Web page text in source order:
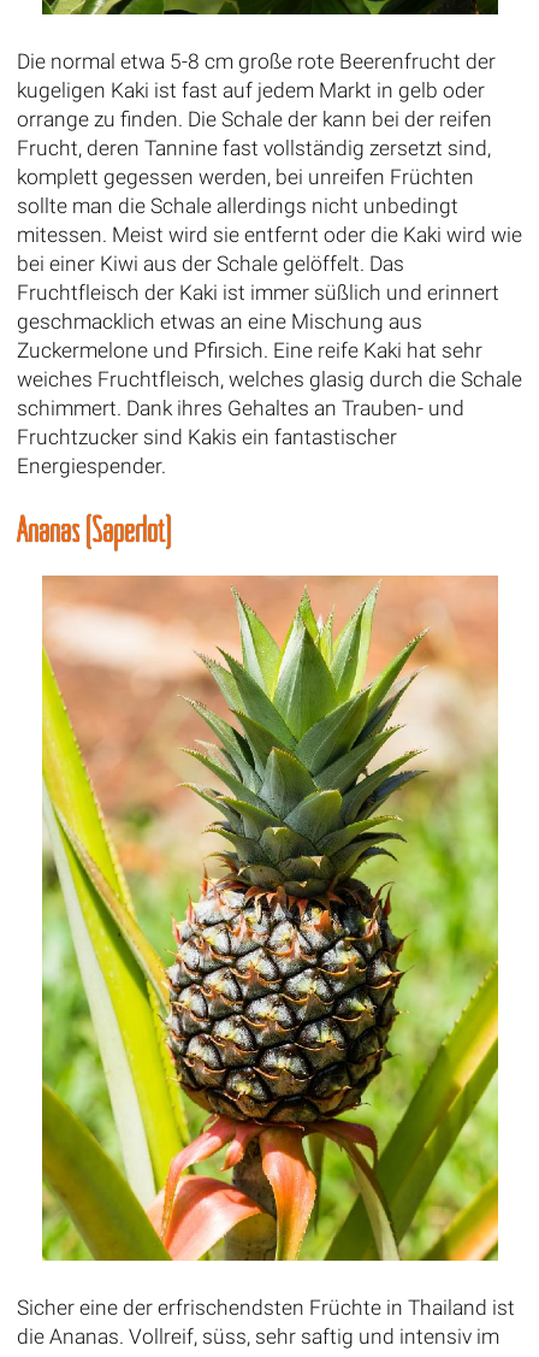
Die normal etwa 5-8 cm große rote Beerenfrucht der
kugeligen Kaki ist fast auf jedem Markt in gelb oder
orrange zu finden. Die Schale der kann bei der reifen
Frucht, deren Tannine fast vollständig zersetzt sind,
komplett gegessen werden, bei unreifen Früchten
sollte man die Schale allerdings nicht unbedingt
mitessen. Meist wird sie entfernt oder die Kaki wird wie
bei einer Kiwi aus der Schale gelöffelt. Das
Fruchtfleisch der Kaki ist immer süßlich und erinnert
geschmacklich etwas an eine Mischung aus
Zuckermelone und Pfirsich. Eine reife Kaki hat sehr
weiches Fruchtfleisch, welches glasig durch die Schale
schimmert. Dank ihres Gehaltes an Trauben- und
Fruchtzucker sind Kakis ein fantastischer
Energiespender.
Ananas (Saperlot)
Sicher eine der erfrischendsten Früchte in Thailand ist
die Ananas. Vollreif, süss, sehr saftig und intensiv im